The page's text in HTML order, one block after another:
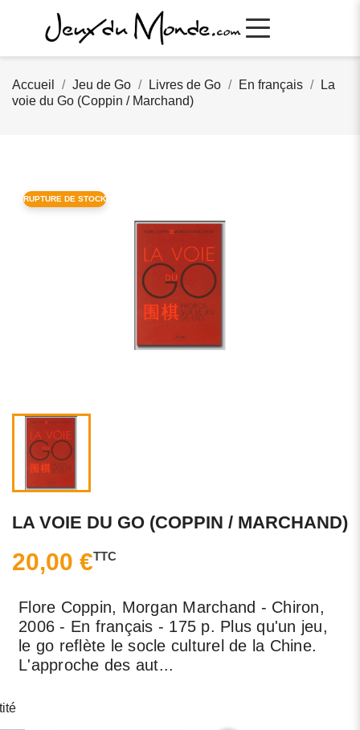
Accueil Jeu de Go Livres de Go En français
La
voie du Go (Coppin / Marchand)
RUPTURE DE STOCK
LA VOIE DU GO (COPPIN / MARCHAND)
20,00 €TTC
Flore Coppin, Morgan Marchand - Chiron,
2006 - En français - 175 p. Plus qu'un jeu,
le go reflète le socle culturel de la Chine.
L'approche des aut...